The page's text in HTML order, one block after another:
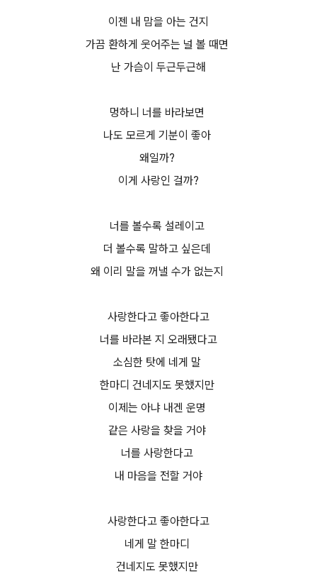
이젠 내 맘을 아는 건지
가끔 환하게 웃어주는 널 볼 때면
난 가슴이 두근두근해
멍하니 너를 바라보면
나도 모르게 기분이 좋아
왜일까?
이게 사랑인 걸까?
너를 볼수록 설레이고
더 볼수록 말하고 싶은데
왜 이리 말을 꺼낼 수가 없는지
사랑한다고 좋아한다고
너를 바라본 지 오래됐다고
소심한 탓에 네게 말
한마디 건네지도 못했지만
이제는 아냐 내겐 운명
같은 사랑을 찾을 거야
너를 사랑한다고
내 마음을 전할 거야
사랑한다고 좋아한다고
네게 말 한마디
건네지도 못했지만